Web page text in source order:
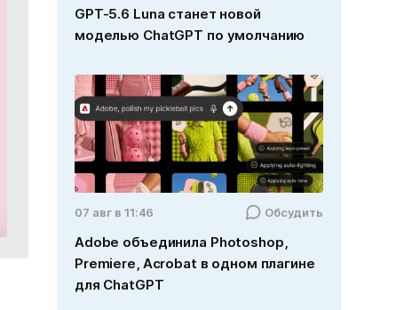
GPT-5.6 Luna станет новой
моделью ChatGPT по умолчанию
07 авг в 11:46 Обсудить
Adobe объединила Photoshop,
Premiere, Acrobat в одном плагине
для ChatGPT